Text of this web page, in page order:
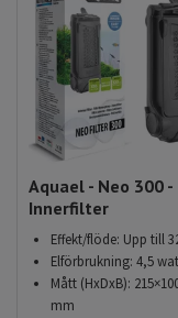
Aquael - Neo 300 -
Innerfilter
Effekt/flöde: Upp till
Elförbrukning: 4,5
Mått (HxDxB):
mm